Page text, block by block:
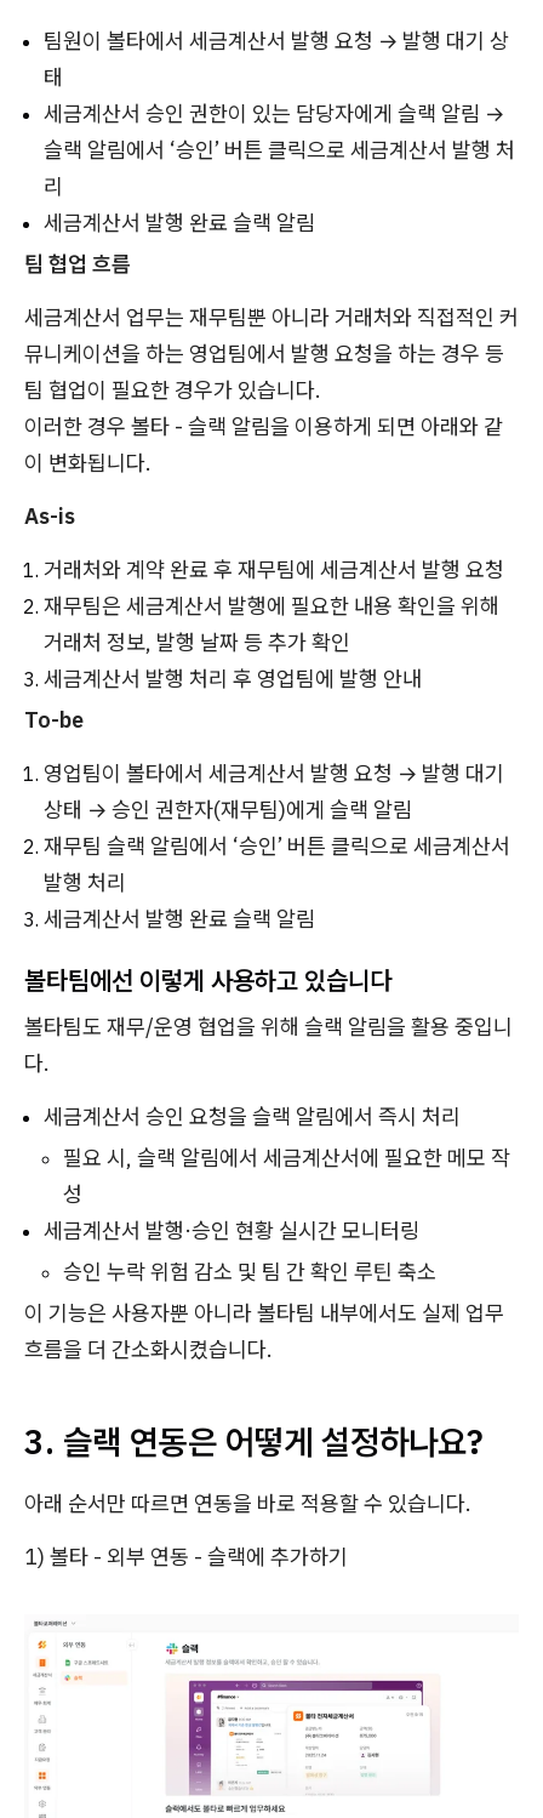
팀원이 볼타에서 세금계산서 발행 요청 → 발행 대기 상
태
세금계산서 승인 권한이 있는 담당자에게 슬랙 알림 →
슬랙 알림에서 ‘승인’ 버튼 클릭으로 세금계산서 발행 처
리
세금계산서 발행 완료 슬랙 알림
팀 협업 흐름
세금계산서 업무는 재무팀뿐 아니라 거래처와 직접적인 커
뮤니케이션을 하는 영업팀에서 발행 요청을 하는 경우 등
팀 협업이 필요한 경우가 있습니다.
이러한 경우 볼타 - 슬랙 알림을 이용하게 되면 아래와 같
이 변화됩니다.
As-is
거래처와 계약 완료 후 재무팀에 세금계산서 발행 요청
재무팀은 세금계산서 발행에 필요한 내용 확인을 위해
거래처 정보, 발행 날짜 등 추가 확인
세금계산서 발행 처리 후 영업팀에 발행 안내
To-be
영업팀이 볼타에서 세금계산서 발행 요청 → 발행 대기
상태 → 승인 권한자(재무팀)에게 슬랙 알림
재무팀 슬랙 알림에서 ‘승인’ 버튼 클릭으로 세금계산서
발행 처리
세금계산서 발행 완료 슬랙 알림
볼타팀에선 이렇게 사용하고 있습니다
볼타팀도 재무/운영 협업을 위해 슬랙 알림을 활용 중입니
다.
세금계산서 승인 요청을 슬랙 알림에서 즉시 처리
필요 시, 슬랙 알림에서 세금계산서에 필요한 메모 작
성
세금계산서 발행·승인 현황 실시간 모니터링
승인 누락 위험 감소 및 팀 간 확인 루틴 축소
이 기능은 사용자뿐 아니라 볼타팀 내부에서도 실제 업무
흐름을 더 간소화시켰습니다.
3. 슬랙 연동은 어떻게 설정하나요?
아래 순서만 따르면 연동을 바로 적용할 수 있습니다.
1) 볼타 - 외부 연동 - 슬랙에 추가하기